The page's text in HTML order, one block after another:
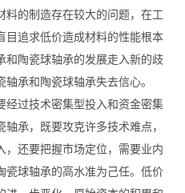
料的制造存在较大的问题，在工
目追求低价造成材料的性能根本
和陶瓷球轴承的发展走入新的歧
承和陶瓷球轴承失去信心。
经过技术密集型投入和资金密集
承，既要攻克许多技术难点，
，还要把握市场定位，需要业内
瓷球轴承的高水准为己任。低价